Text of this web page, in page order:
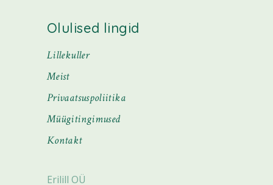
Olulised lingid
Lillekuller
Meist
Privaatsuspoliitika
Müügitingimused
Kontakt
Erilill OÜ